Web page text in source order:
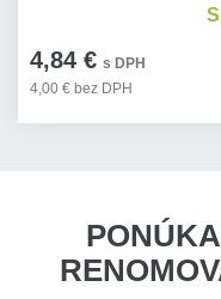
4,84 € s DPH
4,00 € bez DPH